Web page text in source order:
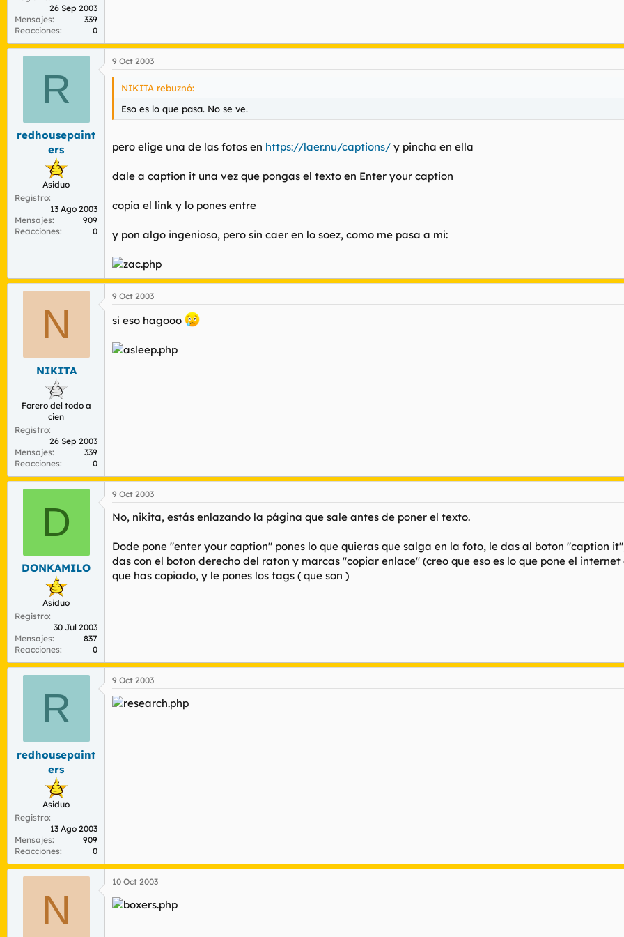
26 Sep 2003
Mensajes
339
Reacciones
0
R
redhousepaint
ers
Asiduo
Registro
13 Ago 2003
Mensajes
909
Reacciones
0
9 Oct 2003
NIKITA rebuznó:
Eso es lo que pasa. No se ve.
pero elige una de las fotos en https://laer.nu/captions/ y pincha en ella
dale a caption it una vez que pongas el texto en Enter your caption
copia el link y lo pones entre
y pon algo ingenioso, pero sin caer en lo soez, como me pasa a mi:
N
NIKITA
Forero del todo a
cien
Registro
26 Sep 2003
Mensajes
339
Reacciones
0
9 Oct 2003
si eso hagooo
D
DONKAMILO
Asiduo
Registro
30 Jul 2003
Mensajes
837
Reacciones
0
9 Oct 2003
No, nikita, estás enlazando la página que sale antes de poner el texto.
Dode pone "enter your caption" pones lo que quieras que salga en la foto, le das al boton "caption
das con el boton derecho del raton y marcas "copiar enlace" (creo que eso es lo que pone el
que has copiado, y le pones los tags ( que son )
R
redhousepaint
ers
Asiduo
Registro
13 Ago 2003
Mensajes
909
Reacciones
0
9 Oct 2003
N
10 Oct 2003